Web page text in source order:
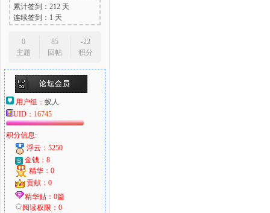
累计签到：212 天
连续签到：1 天
0
主题
85
回帖
-22
积分
用户组： 蚁人
UID： 16745
积分信息:
浮云：5250
金钱：8
精华：0
贡献：0
精华贴：0篇
阅读权限：0